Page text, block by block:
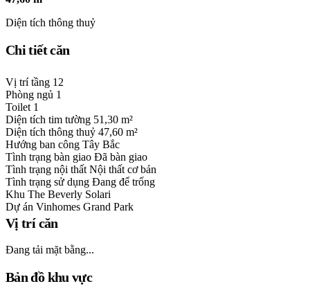
Diện tích thông thuỷ
Chi tiết căn
Vị trí tầng 12
Phòng ngủ 1
Toilet 1
Diện tích tim tường 51,30 m²
Diện tích thông thuỷ 47,60 m²
Hướng ban công Tây Bắc
Tình trạng bàn giao Đã bàn giao
Tình trạng nội thất Nội thất cơ bản
Tình trạng sử dụng Đang để trống
Khu The Beverly Solari
Dự án Vinhomes Grand Park
Vị trí căn
Đang tải mặt bằng...
Bản đồ khu vực